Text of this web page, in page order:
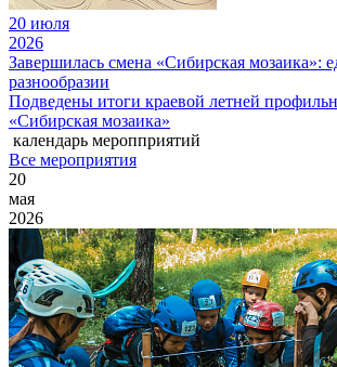
20 июля
2026
Завершилась смена «Сибирская мозаика»:
разнообразии
Подведены итоги краевой летней
«Сибирская мозаика»
календарь меропприятий
Все мероприятия
20
мая
2026